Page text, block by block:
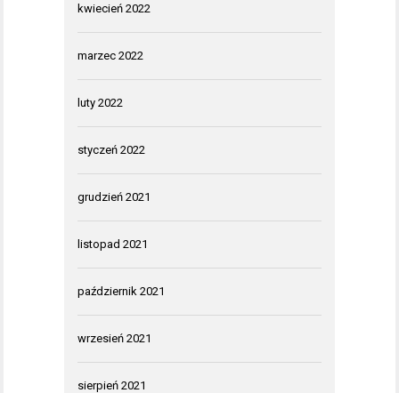
kwiecień 2022
marzec 2022
luty 2022
styczeń 2022
grudzień 2021
listopad 2021
październik 2021
wrzesień 2021
sierpień 2021